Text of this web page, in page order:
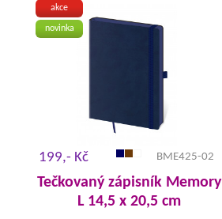
akce
novinka
199,- Kč BME425-02
Tečkovaný zápisník Memory
L 14,5 x 20,5 cm